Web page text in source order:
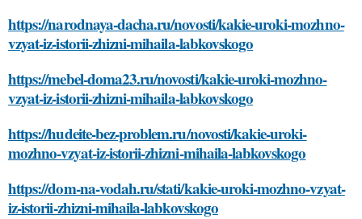
https://narodnaya-dacha.ru/novosti/kakie-uroki-mozhno-
vzyat-iz-istorii-zhizni-mihaila-labkovskogo
https://mebel-doma23.ru/novosti/kakie-uroki-mozhno-
vzyat-iz-istorii-zhizni-mihaila-labkovskogo
https://hudeite-bez-problem.ru/novosti/kakie-uroki-
mozhno-vzyat-iz-istorii-zhizni-mihaila-labkovskogo
https://dom-na-vodah.ru/stati/kakie-uroki-mozhno-vzyat-
iz-istorii-zhizni-mihaila-labkovskogo